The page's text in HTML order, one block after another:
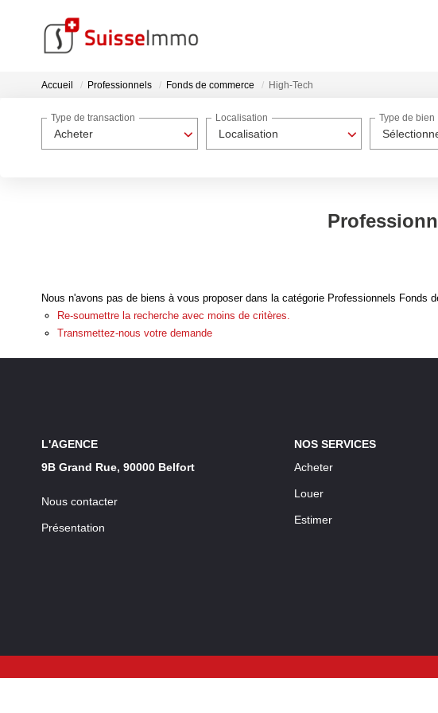
Accueil Professionnels Fonds de commerce High-Tech
Acheter
Type de transaction
Localisation
Localisation Type de bien
Nous n'avons pas de biens à vous proposer dans la catégorie Professionnels
Re-soumettre la recherche avec moins de critères.
Transmettez-nous votre demande
L'AGENCE
9B Grand Rue, 90000 Belfort
Nous contacter
Présentation
NOS SERVICES
Acheter
Louer
Estimer